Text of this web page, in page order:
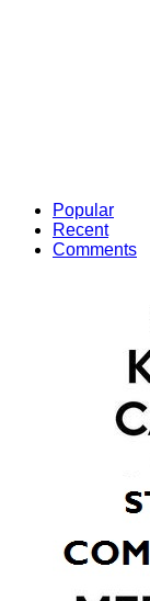
Popular
Recent
Comments